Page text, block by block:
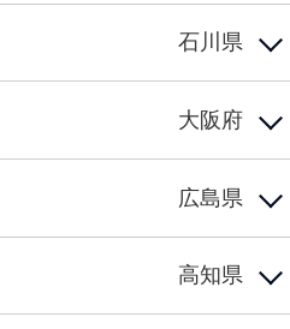
石川県
大阪府
広島県
高知県